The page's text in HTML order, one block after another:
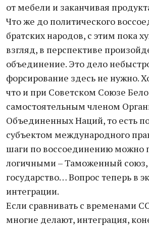
от мебели и заканчивая
Что же до политического
братских народов, с этим пока
взгляд, в перспективе
объединение. Это дело
форсирование здесь не нужно.
что и при Советском Союзе
самостоятельным членом
Объединенных Наций, то есть
субъектом международного
шаги по воссоединению можно
логичными – Таможенный
государство… Вопрос теперь в
интеграции.
Если сравнивать с временами
многие делают, интеграция,